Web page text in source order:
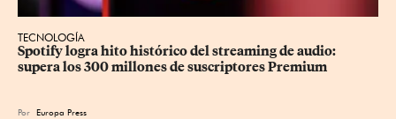
TECNOLOGÍA
Spotify logra hito histórico del streaming de audio:
supera los 300 millones de suscriptores Premium
Por Europa Press